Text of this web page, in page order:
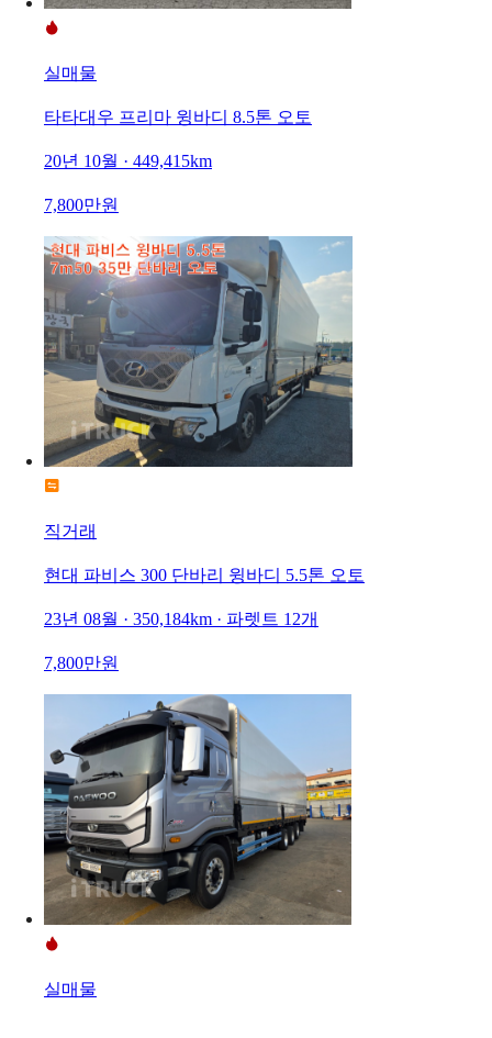
실매물
타타대우 프리마 윙바디 8.5톤 오토
20년 10월 · 449,415km
7,800만원
직거래
현대 파비스 300 단바리 윙바디 5.5톤 오토
23년 08월 · 350,184km · 파렛트 12개
7,800만원
실매물